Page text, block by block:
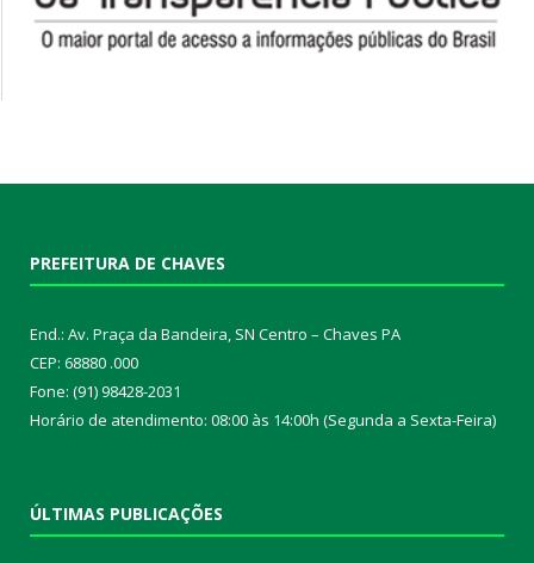
PREFEITURA DE CHAVES
End.: Av. Praça da Bandeira, SN Centro – Chaves PA
CEP: 68880 .000
Fone: (91) 98428-2031
Horário de atendimento: 08:00 às 14:00h (Segunda a Sexta-Feira)
ÚLTIMAS PUBLICAÇÕES